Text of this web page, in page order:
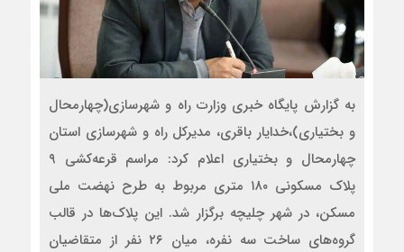
به گزارش پایگاه خبری وزارت راه و شهرسازی(چهارمحال
و بختیاری)،خدایار باقری، مدیرکل راه و شهرسازی استان
چهارمحال و بختیاری اعلام کرد: مراسم قرعه‌کشی ۹
پلاک مسکونی ۱۸۰ متری مربوط به طرح نهضت ملی
مسکن، در شهر چلیچه برگزار شد. این پلاک‌ها در قالب
گروه‌های ساخت سه نفره، میان ۲۶ نفر از متقاضیان